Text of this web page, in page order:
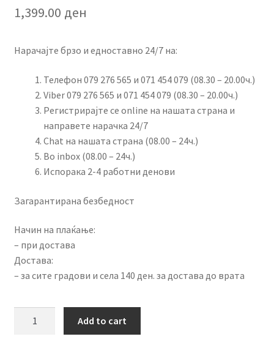
1,399.00 ден
Нарачајте брзо и едноставно 24/7 на:
Телефон 079 276 565 и 071 454 079 (08.30 – 20.00ч.)
Viber 079 276 565 и 071 454 079 (08.30 – 20.00ч.)
Регистрирајте се online на нашата страна и
направете нарачка 24/7
Chat на нашата страна (08.00 – 24ч.)
Во inbox (08.00 – 24ч.)
Испорака 2-4 работни денови
Загарантирана безбедност
Начин на плаќање:
– при достава
Достава:
– за сите градови и села 140 ден. за достава до врата
Add to cart